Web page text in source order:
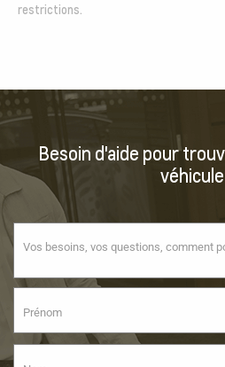
restrictions.
Besoin d'aide pour